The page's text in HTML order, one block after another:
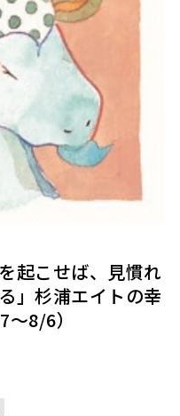
起こせば、見慣れ
」杉浦エイトの幸
～8/6）